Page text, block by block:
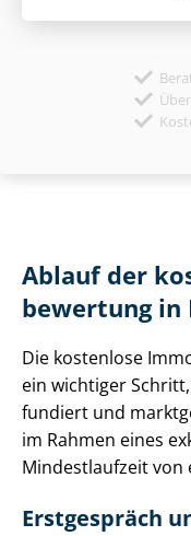
Ablauf der
be­wer­tung in
Die kostenlose
ein wichtiger
fundiert und
im Rahmen eines
Mindestlaufzeit von
Erstgespräch